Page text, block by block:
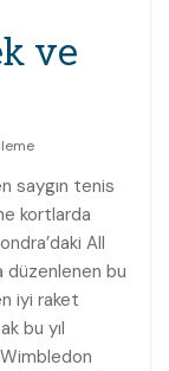
ve
saygın tenis
kortlarda
All
düzenlenen bu
iyi raket
bu yıl